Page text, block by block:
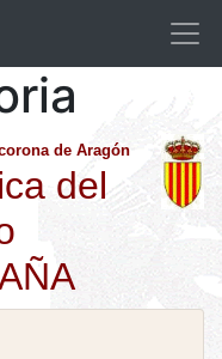
de Aragón
del